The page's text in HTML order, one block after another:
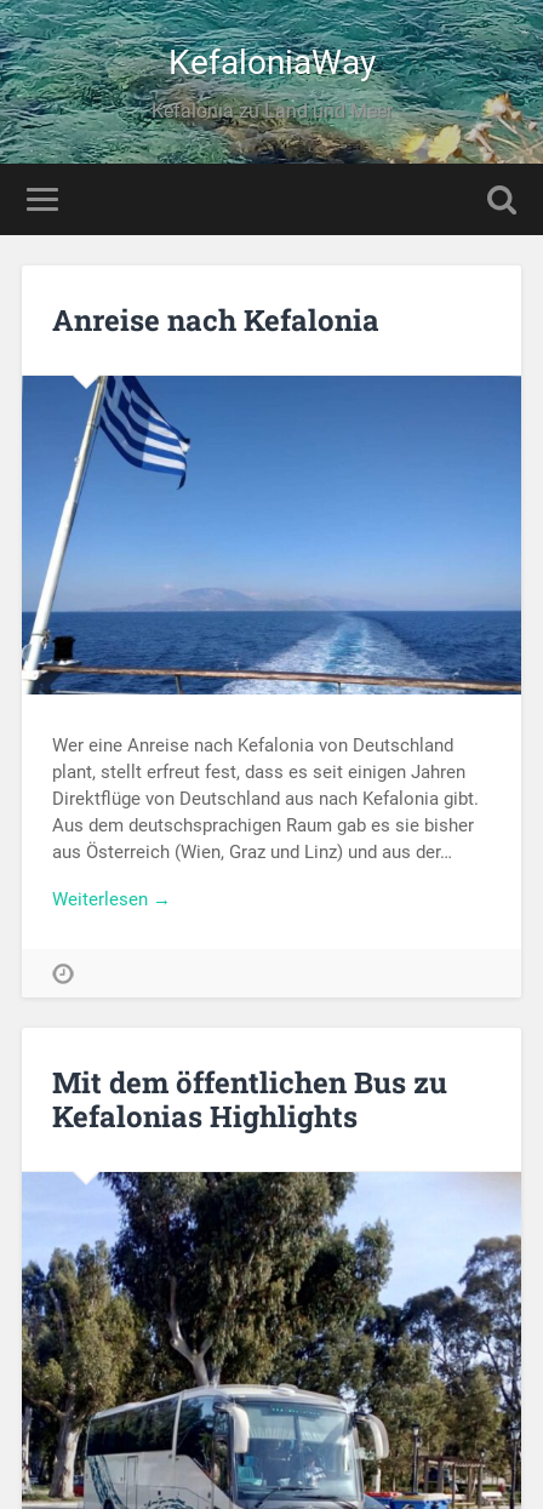
KefaloniaWay
Kefalonia zu Land und Meer
Anreise nach Kefalonia
Wer eine Anreise nach Kefalonia von Deutschland
plant, stellt erfreut fest, dass es seit einigen Jahren
Direktflüge von Deutschland aus nach Kefalonia gibt.
Aus dem deutschsprachigen Raum gab es sie bisher
aus Österreich (Wien, Graz und Linz) und aus der…
Weiterlesen →
Mit dem öffentlichen Bus zu
Kefalonias Highlights